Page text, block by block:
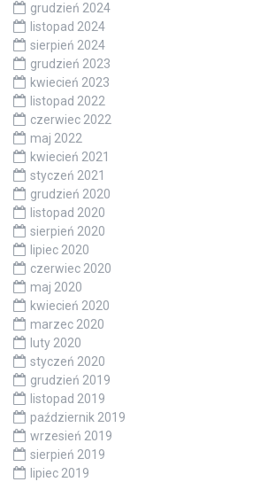
grudzień 2024
listopad 2024
sierpień 2024
grudzień 2023
kwiecień 2023
listopad 2022
czerwiec 2022
maj 2022
kwiecień 2021
styczeń 2021
grudzień 2020
listopad 2020
sierpień 2020
lipiec 2020
czerwiec 2020
maj 2020
kwiecień 2020
marzec 2020
luty 2020
styczeń 2020
grudzień 2019
listopad 2019
październik 2019
wrzesień 2019
sierpień 2019
lipiec 2019